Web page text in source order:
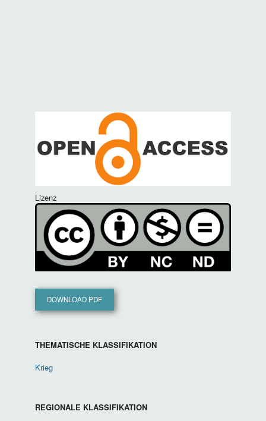
Lizenz
DOWNLOAD PDF
THEMATISCHE KLASSIFIKATION
Krieg
REGIONALE KLASSIFIKATION